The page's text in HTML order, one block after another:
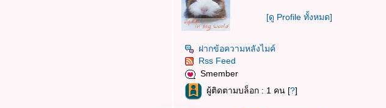
[ดู Profile ทั้งหมด]
ฝากข้อความหลังไมค์
Rss Feed
Smember
ผู้ติดตามบล็อก : 1 คน [?]